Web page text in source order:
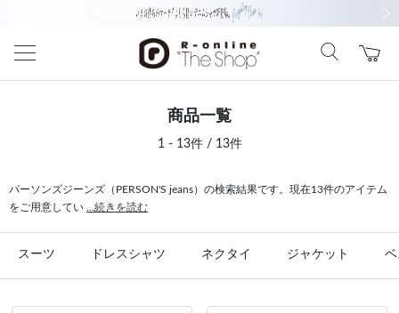
商品一覧
1 - 13件 / 13件
パーソンズジーンズ（PERSON'S jeans）の検索結果です。現在13件のアイテム
をご用意してい
...続きを読む
スーツ ドレスシャツ ネクタイ ジャケット